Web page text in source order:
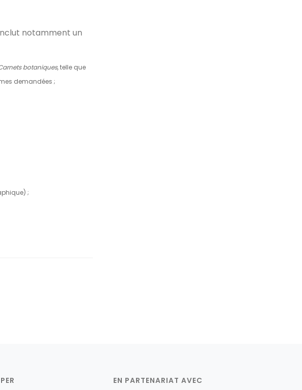
notamment un
botaniques, telle que
demandées ;
;
EN PARTENARIAT AVEC